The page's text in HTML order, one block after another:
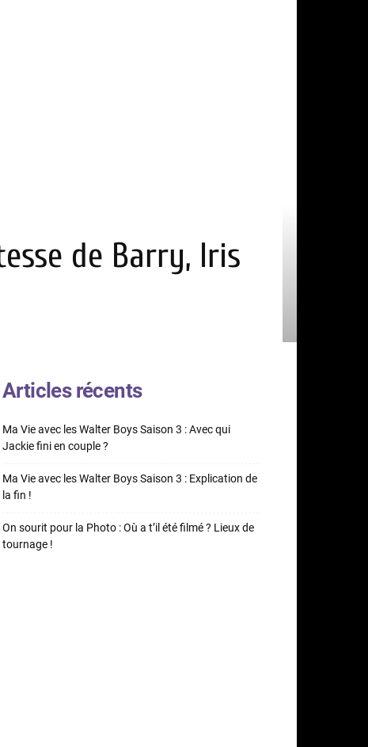
de Barry, Iris
Articles récents
Ma Vie avec les Walter Boys Saison 3 : Avec qui
Jackie fini en couple ?
Ma Vie avec les Walter Boys Saison 3 : Explication de
la fin !
On sourit pour la Photo : Où a t’il été filmé ? Lieux de
tournage !